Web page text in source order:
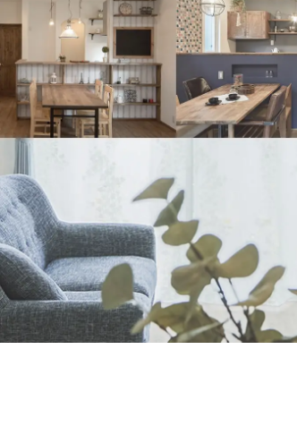
ナチュラル